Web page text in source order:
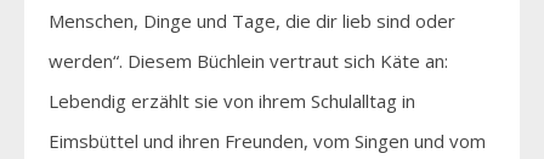
Menschen, Dinge und Tage, die dir lieb sind oder
werden“. Diesem Büchlein vertraut sich Käte an:
Lebendig erzählt sie von ihrem Schulalltag in
Eimsbüttel und ihren Freunden, vom Singen und vom